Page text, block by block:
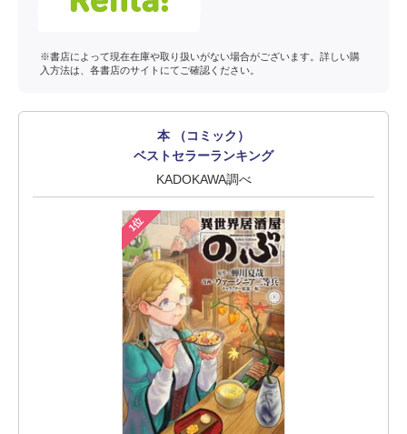
※書店によって現在在庫や取り扱いがない場合がございます。詳しい購
入方法は、各書店のサイトにてご確認ください。
本 （コミック）
ベストセラーランキング
KADOKAWA調べ
1位